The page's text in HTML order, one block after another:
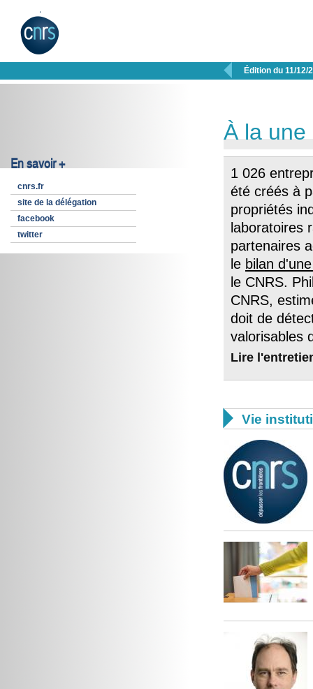
 Édition du 11/12/
En savoir +
cnrs.fr
site de la délégation
facebook
twitter
À la une
1 026
été créés à
propriétés
laboratoires
partenaires
le bilan
le CNRS.
CNRS,
doit de
valorisables
Lire
 Vie